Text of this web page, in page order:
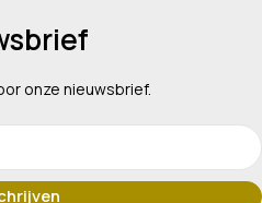
onze nieuwsbrief.